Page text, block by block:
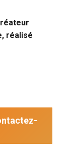
réalisé